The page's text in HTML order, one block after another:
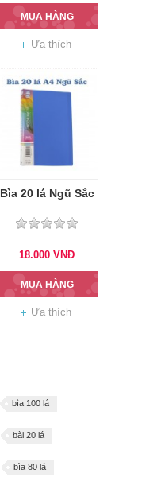
MUA HÀNG
Ưa thích
Bìa 20 lá Ngũ Sắc
18.000 VNĐ
MUA HÀNG
Ưa thích
bìa 100 lá
bài 20 lá
bìa 80 lá